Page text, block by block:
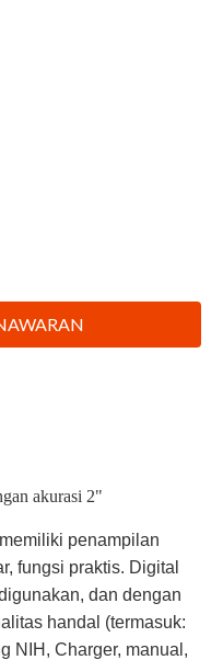
akurasi 2"
penampilan
fungsi praktis. Digital
dan dengan
handal (termasuk:
NIH, Charger, manual,